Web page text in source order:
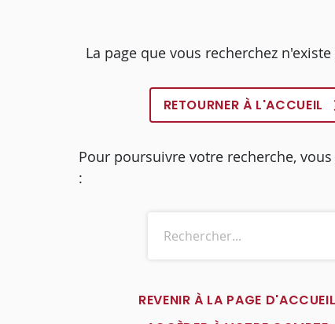
La page que vous recherchez
RETOURNER À L'ACCUEIL
Pour poursuivre votre recherche, vous
:
REVENIR À LA PAGE D'ACCUEIL